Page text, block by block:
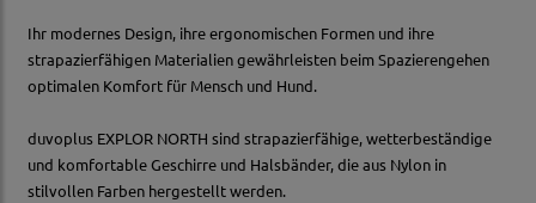
Ihr modernes Design, ihre ergonomischen Formen und ihre
strapazierfähigen Materialien gewährleisten beim Spazierengehen
optimalen Komfort für Mensch und Hund.
duvoplus EXPLOR NORTH sind strapazierfähige, wetterbeständige
und komfortable Geschirre und Halsbänder, die aus Nylon in
stilvollen Farben hergestellt werden.